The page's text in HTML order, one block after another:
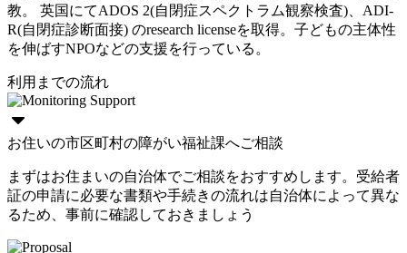
教。 英国にてADOS 2(自閉症スペクトラム観察検査)、ADI-
R(自閉症診断面接) のresearch licenseを取得。子どもの主体性
を伸ばすNPOなどの支援を行っている。
利用までの流れ
お住いの市区町村の障がい福祉課へご相談
まずはお住まいの自治体でご相談をおすすめします。受給者
証の申請に必要な書類や手続きの流れは自治体によって異な
るため、事前に確認しておきましょう